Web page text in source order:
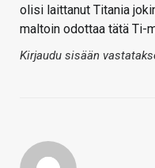
olisi laittanut Titania
maltoin odottaa tätä Ti-
Kirjaudu sisään